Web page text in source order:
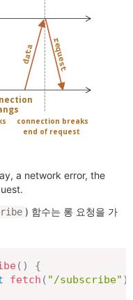
a network error, the
) 함수는 롱 요청을 가
( )
{
fetch ( "/subscribe" )